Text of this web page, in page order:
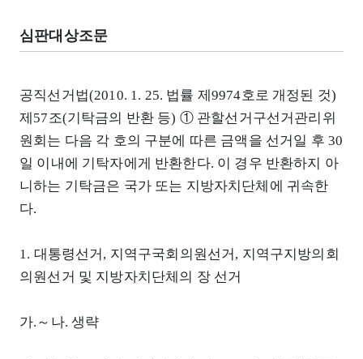
심판대상조문
공직선거법(2010. 1. 25. 법률 제9974호로 개정된 것)
제57조(기탁금의 반환 등) ① 관할선거구선거관리위
원회는 다음 각 호의 구분에 따른 금액을 선거일 후 30
일 이내에 기탁자에게 반환한다. 이 경우 반환하지 아
니하는 기탁금은 국가 또는 지방자치단체에 귀속한
다.
1. 대통령선거, 지역구국회의원선거, 지역구지방의회
의원선거 및 지방자치단체의 장 선거
가.～나. 생략